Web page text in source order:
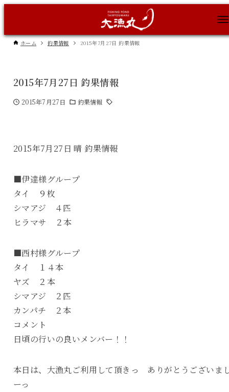
ホーム 釣果情報 2015年7月27日 釣果情報
2015年7月27日 釣果情報
2015年7月27日 釣果情報
2015年7月27日 晴 釣果情報
■伊達様グループ
タイ ９枚
シマアジ ４匹
ヒラマサ ２本
■西村様グループ
タイ １４本
ヤズ ２本
シマアジ ２匹
カンパチ ２本
コメント
日頃の行いの良いメンバー！！
本日は、大漁丸ご利用して頂きっ ありがとうございま
ーっ